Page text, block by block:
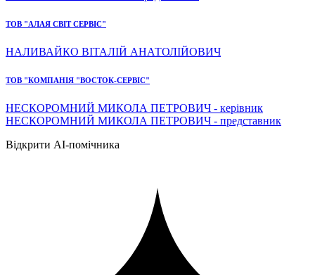
ТОВ "АЛАЯ СВІТ СЕРВІС"
НАЛИВАЙКО ВІТАЛІЙ АНАТОЛІЙОВИЧ
ТОВ "КОМПАНІЯ "ВОСТОК-СЕРВІС"
НЕСКОРОМНИЙ МИКОЛА ПЕТРОВИЧ - керівник
НЕСКОРОМНИЙ МИКОЛА ПЕТРОВИЧ - представник
Відкрити AI-помічника